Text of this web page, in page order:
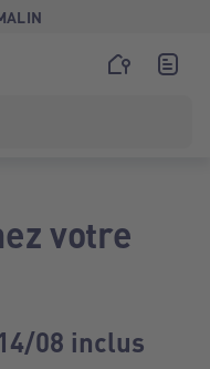
votre
08 inclus